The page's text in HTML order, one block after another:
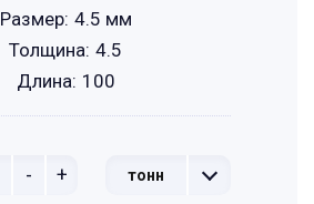
- + тонн
Размер: 4.5 мм
Толщина: 4.5
Длина: 100